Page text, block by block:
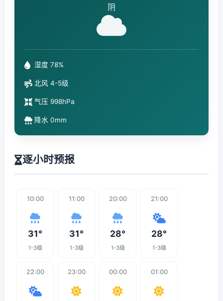
阴
湿度 78%
北风 4-5级
气压 998hPa
降水 0mm
逐小时预报
10:00
31°
1-3级
11:00
31°
1-3级
20:00
28°
1-3级
21:00
28°
1-3级
22:00 23:00 00:00 01:00